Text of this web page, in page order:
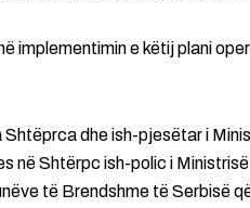
implementimin e këtij plani
dhe ish-pjesëtar i
në Shtërpc ish-polic i
të Brendshme të Serbisë